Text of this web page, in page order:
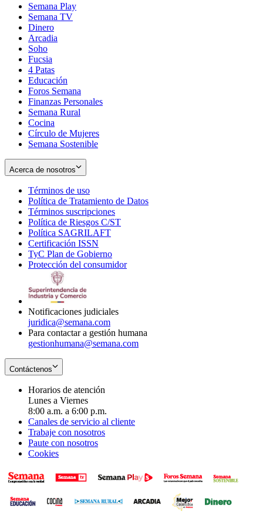
Semana Play
Semana TV
Dinero
Arcadia
Soho
in
new
window
Fucsia
in
new
window
4 Patas
Educación
Foros Semana
Finanzas Personales
Semana Rural
Cocina
Círculo de Mujeres
Semana Sostenible
Acerca de nosotros
Términos de uso
in
new
window
Política de Tratamiento de Datos
Términos suscripciones
in
Política de Riesgos C/ST
Política SAGRILAFT
new
window
Certificación ISSN
in
new
TyC Plan de Gobierno
in
Protección del consumidorOpens
Notificaciones judiciales
juridica@semana.com
Para contactar a gestión humana
gestionhumana@semana.com
Contáctenos
Horarios de atención
Lunes a Viernes
8:00 a.m. a 6:00 p.m.
Canales de servicio al cliente
Trabaje con nosotros
Paute con nosotros
Cookies